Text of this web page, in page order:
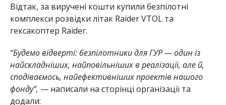
Відтак, за виручені кошти купили безпілотні
комплекси розвідки літак Raider VTOL та
гексакоптер Raider.
“Будемо відверті: безпілотники для ГУР — один із
найскладніших, найповільніших в реалізації, але й,
сподіваємось, найефективніших проектів нашого
фонду”, — написали на сторінці організації та
додали: